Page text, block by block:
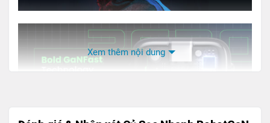
Xem thêm nội dung